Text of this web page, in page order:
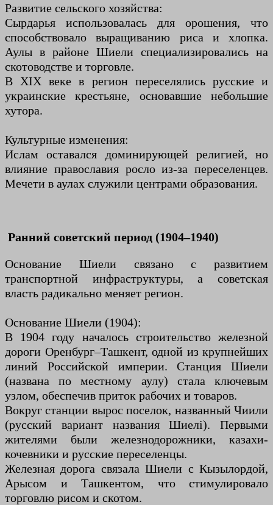
Развитие сельского хозяйства:
Сырдарья использовалась для орошения, что
способствовало выращиванию риса и хлопка.
Аулы в районе Шиели специализировались на
скотоводстве и торговле.
В XIX веке в регион переселялись русские и
украинские крестьяне, основавшие небольшие
хутора.
Культурные изменения:
Ислам оставался доминирующей религией, но
влияние православия росло из-за переселенцев.
Мечети в аулах служили центрами образования.
Ранний советский период (1904–1940)
Основание Шиели связано с развитием
транспортной инфраструктуры, а советская
власть радикально меняет регион.
Основание Шиели (1904):
В 1904 году началось строительство железной
дороги Оренбург–Ташкент, одной из крупнейших
линий Российской империи. Станция Шиели
(названа по местному аулу) стала ключевым
узлом, обеспечив приток рабочих и товаров.
Вокруг станции вырос поселок, названный Чиили
(русский вариант названия Шиелі). Первыми
жителями были железнодорожники, казахи-
кочевники и русские переселенцы.
Железная дорога связала Шиели с Кызылордой,
Арысом и Ташкентом, что стимулировало
торговлю рисом и скотом.